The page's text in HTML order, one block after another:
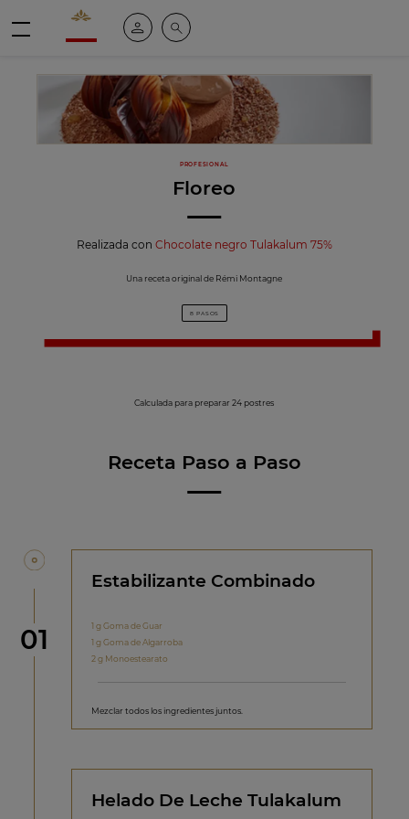
Valrhona - Imaginons le meilleur du chocolat
Mi cuentaBuscar
PROFESIONAL
Floreo
Realizada con Chocolate negro Tulakalum 75%
Una receta original de Rémi Montagne
8 PASOS
Calculada para preparar 24 postres
Receta Paso a Paso
Paso
01
Estabilizante Combinado
1 g Goma de Guar
1 g Goma de Algarroba
2 g Monoestearato
Mezclar todos los ingredientes juntos.
Helado De Leche Tulakalum